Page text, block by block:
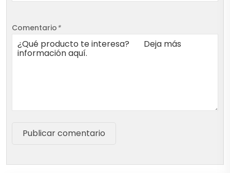
Comentario*
Publicar comentario